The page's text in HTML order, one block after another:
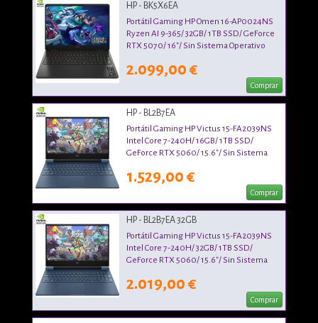
HP - BK5X6EA
Portátil Gaming HP Omen 16-AP0024NS
Ryzen AI 9-365/ 32GB/ 1TB SSD/ GeForce
RTX 5070/ 16"/ Sin Sistema Operativo
2.099,00 €
Comprar
HP - BL2B7EA
Portátil Gaming HP Victus 15-FA2039NS
Intel Core 7-240H/ 16GB/ 1TB SSD/
GeForce RTX 5060/ 15.6"/ Sin Sistema
1.529,00 €
Comprar
HP - BL2B7EA 32GB
Portátil Gaming HP Victus 15-FA2039NS
Intel Core 7-240H/ 32GB/ 1TB SSD/
GeForce RTX 5060/ 15.6"/ Sin Sistema
2.019,00 €
Comprar